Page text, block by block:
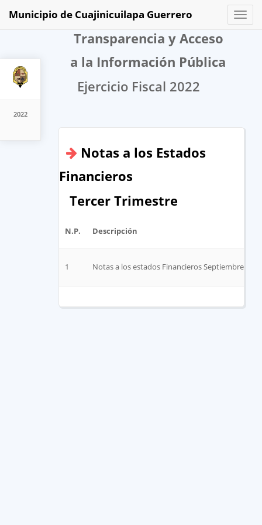
2022
Toggle
Municipio de Cuajinicuilapa Guerrero
Transparencia y Acceso
a la Información Pública
Ejercicio Fiscal 2022
Notas a los Estados
Financieros
Tercer Trimestre
N.P. Descripción
1 Notas a los estados Financieros Septiembre 2022